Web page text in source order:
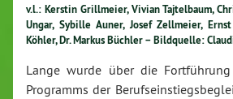
v.l.: Kerstin Grillmeier, Vivian Tajtelbaum,
Ungar, Sybille Auner, Josef Zellmeier,
Köhler, Dr. Markus Büchler – Bildquelle:
Lange wurde über die
Programms der